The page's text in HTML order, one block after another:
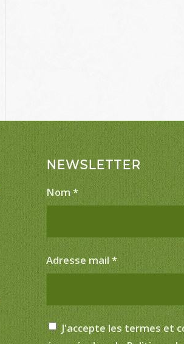
NEWSLETTER
Nom*
Adresse mail*
J'accepte les termes et